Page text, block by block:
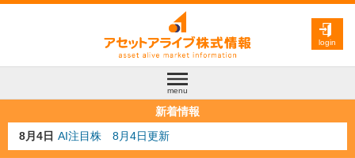
login
menu
新着情報
8月3日 人気業種注目株 8月3日更新
8月2日 金融注目株 8月2日更新